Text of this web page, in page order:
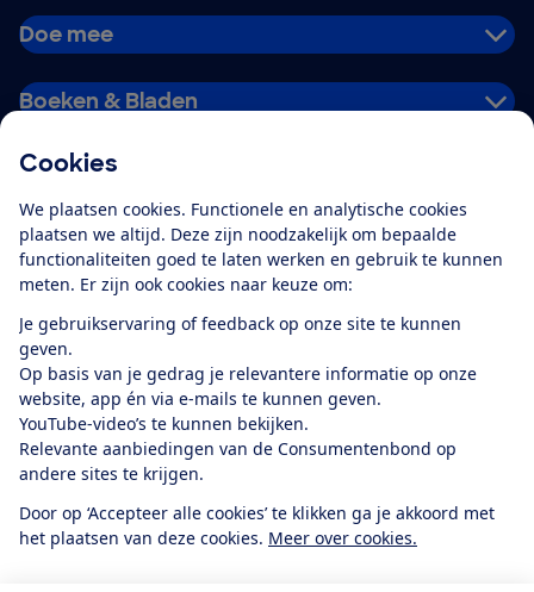
Cookies
We plaatsen cookies. Functionele en analytische cookies
plaatsen we altijd. Deze zijn noodzakelijk om bepaalde
functionaliteiten goed te laten werken en gebruik te kunnen
meten. Er zijn ook cookies naar keuze om:
Je gebruikservaring of feedback op onze site te kunnen
geven.
Op basis van je gedrag je relevantere informatie op onze
website, app én via e-mails te kunnen geven.
YouTube-video’s te kunnen bekijken.
Relevante aanbiedingen van de Consumentenbond op
andere sites te krijgen.
Door op ‘Accepteer alle cookies’ te klikken ga je akkoord met
het plaatsen van deze cookies. Meer over cookies.
Doe mee
Boeken & Bladen
Alles over de
app
Algemene Voorwaarden
Privacyverklaring
Cookiebeleid
Privacyvoorkeuren
Toegankelijkheid
RSS-feed nieuws
Facebook
TwitterInstagram
YoutubeLinkedIn
12.901consumentenbeoordelen de Consumentenbondmet gemiddeld